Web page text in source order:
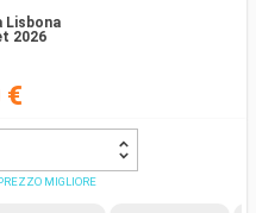
Lisbona
2026
€
PREZZO MIGLIORE